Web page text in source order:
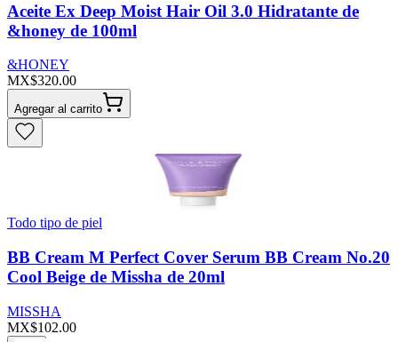
Aceite Ex Deep Moist Hair Oil 3.0 Hidratante de
&honey de 100ml
&HONEY
MX$320.00
Agregar al carrito
Todo tipo de piel
BB Cream M Perfect Cover Serum BB Cream No.20
Cool Beige de Missha de 20ml
MISSHA
MX$102.00